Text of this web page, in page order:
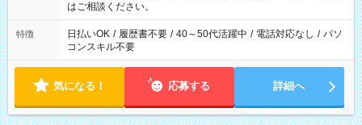
はご相談ください。
特徴 日払いOK / 履歴書不要 / 40～50代活躍中 / 電話対応なし / パソ
コンスキル不要
気になる！ 応募する 詳細へ